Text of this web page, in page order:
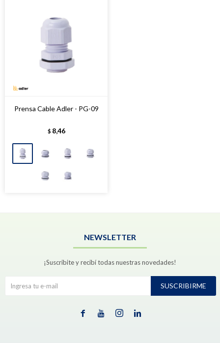
Prensa Cable Adler - PG-09
$ 8,46
NEWSLETTER
¡Suscribite y recibí todas nuestras novedades!
SUSCRIBIRME
   